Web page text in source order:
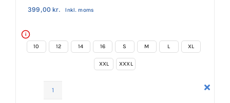
Klubaftalesider – Find din klub
399,00kr. Inkl. moms
i
10 12 14 16 S M L XL
XXL XXXL